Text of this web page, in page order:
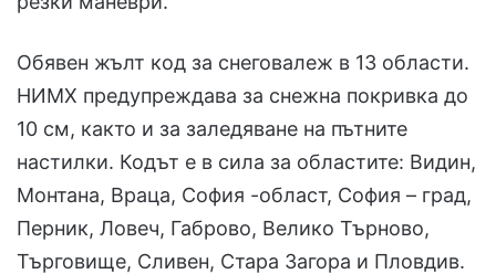
Обявен жълт код за снеговалеж в 13 области.
НИМХ предупреждава за снежна покривка до
10 см, както и за заледяване на пътните
настилки. Кодът е в сила за областите: Видин,
Монтана, Враца, София -област, София – град,
Перник, Ловеч, Габрово, Велико Търново,
Търговище, Сливен, Стара Загора и Пловдив.